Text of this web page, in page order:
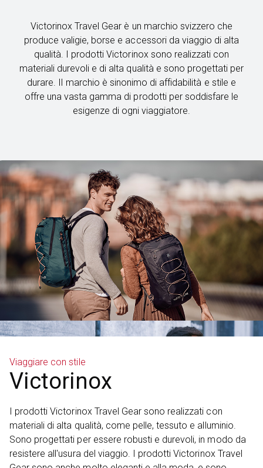
Victorinox Travel Gear è un marchio svizzero che
produce valigie, borse e accessori da viaggio di alta
qualità. I prodotti Victorinox sono realizzati con
materiali durevoli e di alta qualità e sono progettati per
durare. Il marchio è sinonimo di affidabilità e stile e
offre una vasta gamma di prodotti per soddisfare le
esigenze di ogni viaggiatore.
Viaggiare con stile
Victorinox
I prodotti Victorinox Travel Gear sono realizzati con
materiali di alta qualità, come pelle, tessuto e alluminio.
Sono progettati per essere robusti e durevoli, in modo da
resistere all'usura del viaggio. I prodotti Victorinox Travel